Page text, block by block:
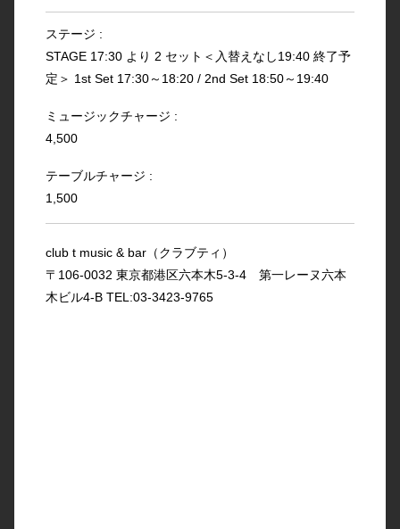
ステージ :
STAGE 17:30 より 2 セット＜入替えなし19:40 終了予
定＞ 1st Set 17:30～18:20 / 2nd Set 18:50～19:40
ミュージックチャージ :
4,500
テーブルチャージ :
1,500
club t music & bar（クラブティ）
〒106-0032 東京都港区六本木5-3-4 第一レーヌ六本
木ビル4-B TEL:03-3423-9765